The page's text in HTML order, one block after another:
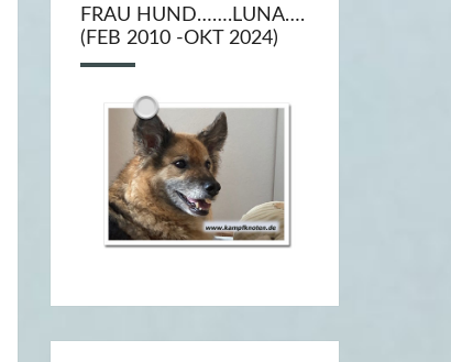
FRAU HUND…….LUNA….
(FEB 2010 -OKT 2024)